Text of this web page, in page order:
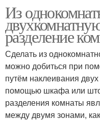
Из
разделение
Сделать из
можно добиться при
путём наклеивания
помощью шкафа или
разделения комнаты
между двумя зонами,